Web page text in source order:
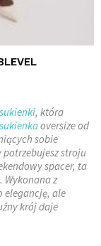
sukienki, która
sukienkaoversize od
sobie
stroju
spacer, ta
Wykonana z
elegancję, ale
krój daje